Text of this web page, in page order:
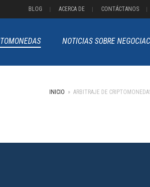
BLOG ACERCA DE CONTÁCTANOS
NOTICIAS SOBRE
INICIO » ARBITRAJE DE